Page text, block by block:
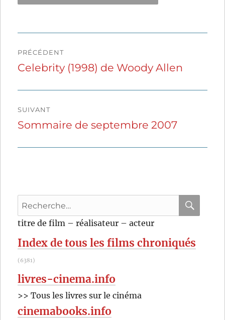
de
PRÉCÉDENT
Publication
Celebrity (1998) de Woody Allen
SUIVANT
Publication
Sommaire de septembre 2007
Recherche
pour
:
titre de film – réalisateur – acteur
Index de tous les films chroniqués
(6381)
livres-cinema.info
>> Tous les livres sur le cinéma
cinemabooks.info